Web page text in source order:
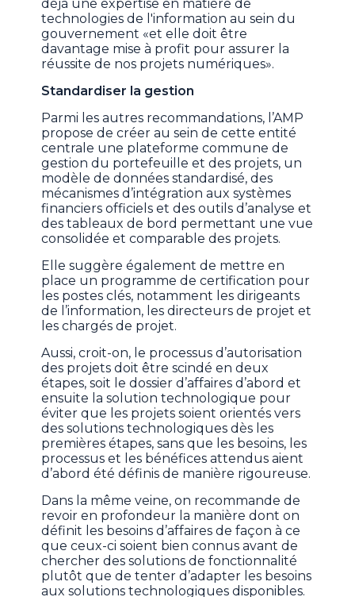
déjà une expertise en matière de
technologies de l'information au sein du
gouvernement «et elle doit être
davantage mise à profit pour assurer la
réussite de nos projets numériques».
Standardiser la gestion
Parmi les autres recommandations, l’AMP
propose de créer au sein de cette entité
centrale une plateforme commune de
gestion du portefeuille et des projets, un
modèle de données standardisé, des
mécanismes d’intégration aux systèmes
financiers officiels et des outils d’analyse et
des tableaux de bord permettant une vue
consolidée et comparable des projets.
Elle suggère également de mettre en
place un programme de certification pour
les postes clés, notamment les dirigeants
de l’information, les directeurs de projet et
les chargés de projet.
Aussi, croit-on, le processus d’autorisation
des projets doit être scindé en deux
étapes, soit le dossier d’affaires d’abord et
ensuite la solution technologique pour
éviter que les projets soient orientés vers
des solutions technologiques dès les
premières étapes, sans que les besoins, les
processus et les bénéfices attendus aient
d’abord été définis de manière rigoureuse.
Dans la même veine, on recommande de
revoir en profondeur la manière dont on
définit les besoins d’affaires de façon à ce
que ceux-ci soient bien connus avant de
chercher des solutions de fonctionnalité
plutôt que de tenter d’adapter les besoins
aux solutions technologiques disponibles.